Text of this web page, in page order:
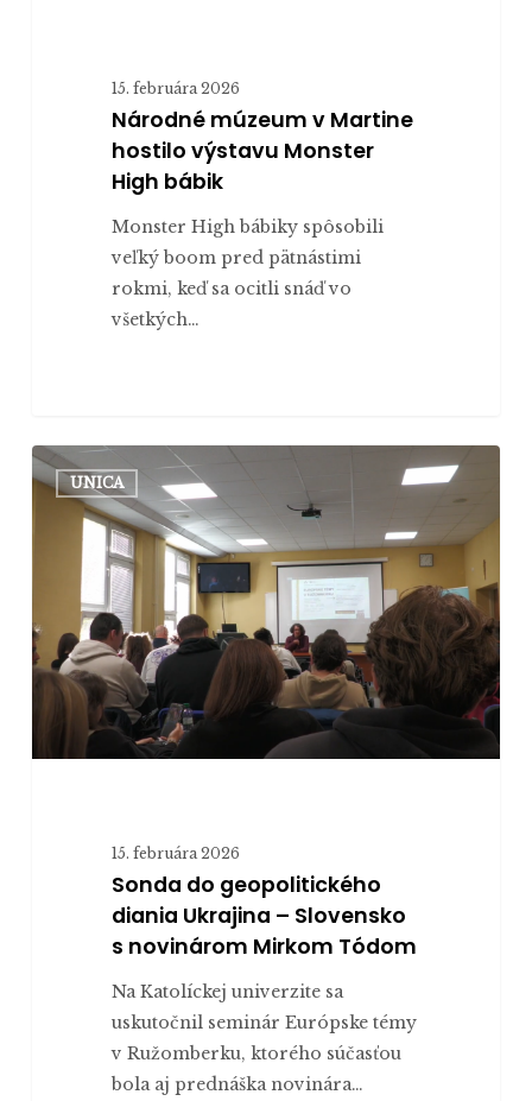
15. februára 2026
Národné múzeum v Martine
hostilo výstavu Monster
High bábik
Monster High bábiky spôsobili
veľký boom pred pätnástimi
rokmi, keď sa ocitli snáď vo
všetkých…
Sonda
do
geopolitického
diania
Ukrajina
Slovensko
s novinárom
Mirkom
Tódom
UNICA
15. februára 2026
Sonda do geopolitického
diania Ukrajina – Slovensko
s novinárom Mirkom Tódom
Na Katolíckej univerzite sa
uskutočnil seminár Európske témy
v Ružomberku, ktorého súčasťou
bola aj prednáška novinára…